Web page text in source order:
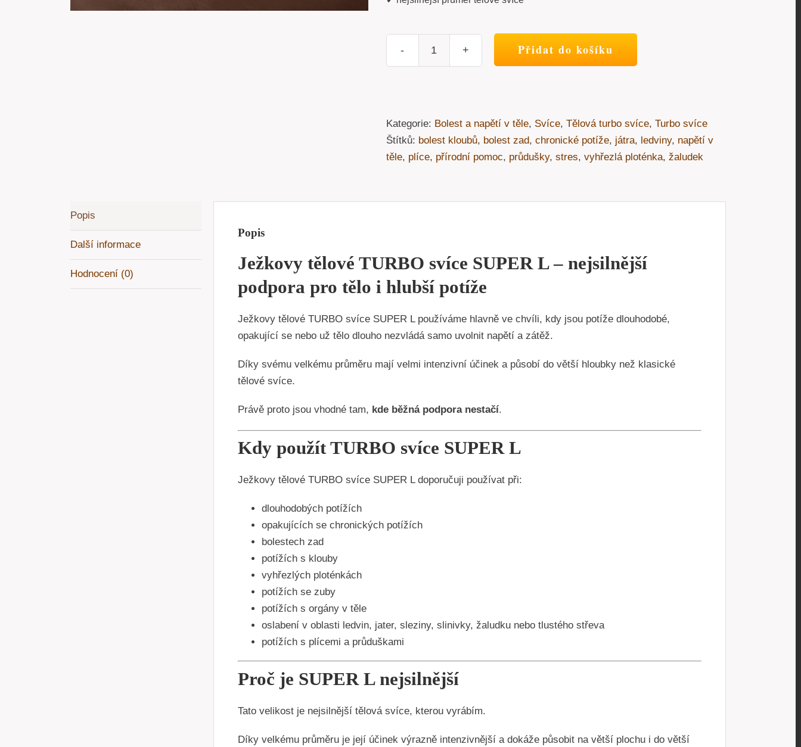
Ježkovy
"SUPER
L"
množství
Přidat do košíku
Kategorie: Bolest a napětí v těle, Svíce, Tělová turbo svíce, Turbo svíce
Štítků: bolest kloubů, bolest zad, chronické potíže, játra, ledviny, napětí v
těle, plíce, přírodní pomoc, průdušky, stres, vyhřezlá ploténka, žaludek
Popis
Další informace
Hodnocení (0)
Popis
Ježkovy tělové TURBO svíce SUPER L – nejsilnější
podpora pro tělo i hlubší potíže
Ježkovy tělové TURBO svíce SUPER L používáme hlavně ve chvíli, kdy jsou potíže dlouhodobé,
opakující se nebo už tělo dlouho nezvládá samo uvolnit napětí a zátěž.
Díky svému velkému průměru mají velmi intenzivní účinek a působí do větší hloubky než klasické
tělové svíce.
Právě proto jsou vhodné tam, kde běžná podpora nestačí.
Kdy použít TURBO svíce SUPER L
Ježkovy tělové TURBO svíce SUPER L doporučuji používat při:
dlouhodobých potížích
opakujících se chronických potížích
bolestech zad
potížích s klouby
vyhřezlých ploténkách
potížích se zuby
potížích s orgány v těle
oslabení v oblasti ledvin, jater, sleziny, slinivky, žaludku nebo tlustého střeva
potížích s plícemi a průduškami
Proč je SUPER L nejsilnější
Tato velikost je nejsilnější tělová svíce, kterou vyrábím.
Díky velkému průměru je její účinek výrazně intenzivnější a dokáže působit na větší plochu i do větší